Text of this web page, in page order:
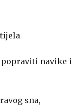
popraviti navike i
sna,